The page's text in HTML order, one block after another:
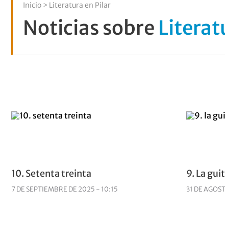
Inicio > Literatura en Pilar
Noticias sobre
10. Setenta treinta
7 DE SEPTIEMBRE DE 2025 - 10:15
9. La
31 DE